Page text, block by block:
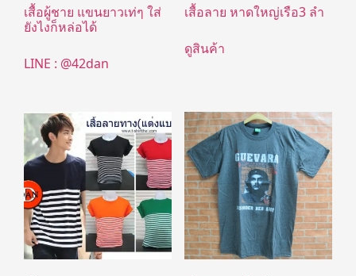
เสื้อผู้ชาย แขนยาวเท่ๆ ใส่
ยังไงก็หล่อได้
LINE : @42dan
เสื้อลาย หาดใหญ่เรือ3 ลำ
ดูสินค้า